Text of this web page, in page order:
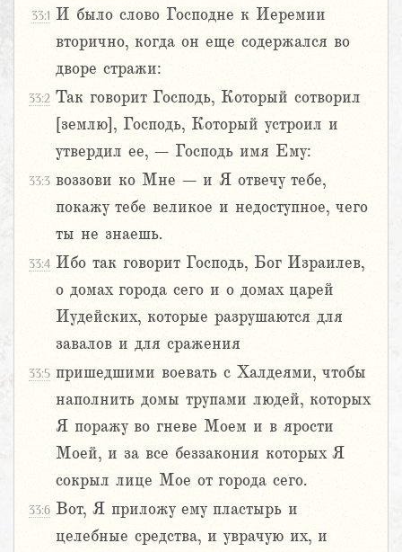
33:1 И было слово Господне к Иеремии
вторично, когда он еще содержался во
дворе стражи:
33:2 Так говорит Господь, Который сотворил
[землю], Господь, Который устроил и
утвердил ее, – Господь имя Ему:
33:3 воззови ко Мне – и Я отвечу тебе,
покажу тебе великое и недоступное, чего
ты не знаешь.
33:4 Ибо так говорит Господь, Бог Израилев,
о домах города сего и о домах царей
Иудейских, которые разрушаются для
завалов и для сражения
33:5 пришедшими воевать с Халдеями, чтобы
наполнить домы трупами людей, которых
Я поражу во гневе Моем и в ярости
Моей, и за все беззакония которых Я
сокрыл лице Мое от города сего.
33:6 Вот, Я приложу ему пластырь и
целебные средства, и уврачую их, и